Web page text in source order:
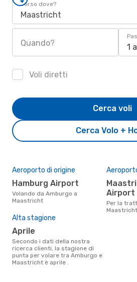
Verso dove?
Maastricht
Quando? 1
Voli diretti
Cerca Volo +
Cerca voli
Aeroporto di origine
Hamburg Airport
Volando da Amburgo a
Maastricht
Maastricht Aachen
Airport
Per la tratta da Amburgo a
Maastricht
Alta stagione
aprile
Secondo i dati della nostra
ricerca clienti, la stagione di
punta per volare tra Amburgo e
Maastricht è aprile .